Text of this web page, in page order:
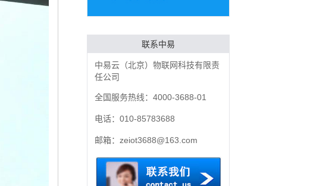
联系中易
中易云（北京）物联网科技有限责
任公司
全国服务热线：4000-3688-01
电话：010-85783688
邮箱：zeiot3688@163.com